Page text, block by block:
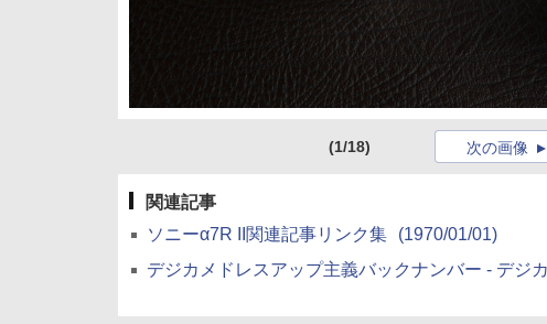
(1/18) 次の画像
関連記事
ソニーα7R II関連記事リンク集
(1970/01/01)
デジカメドレスアップ主義バックナンバー - デジ